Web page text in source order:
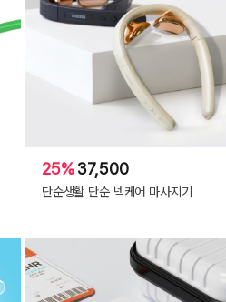
25%37,500
단순생활 단순 넥케어 마사지기